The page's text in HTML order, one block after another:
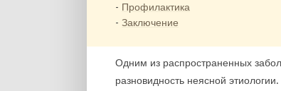
Профилактика
Заключение
Одним из распространенных
разновидность неясной